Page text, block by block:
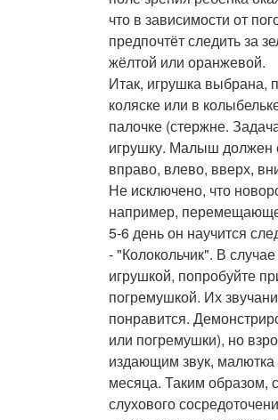
что в зависимости от
предпочтёт следить за
жёлтой или оранжевой.
Итак, игрушка выбрана,
коляске или в
палочке (стержне.
игрушку. Малыш должен
вправо, влево, вверх,
Не исключено, что
например,
5-6 день он научится
- "Колокольчик". В
игрушкой, попробуйте
погремушкой. Их
понравится.
или погремушки), но
издающим звук, малютка
месяца. Таким образом,
слухового